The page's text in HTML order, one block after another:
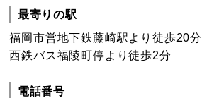
最寄りの駅
福岡市営地下鉄藤崎駅より徒歩20分
西鉄バス福陵町停より徒歩2分
電話番号